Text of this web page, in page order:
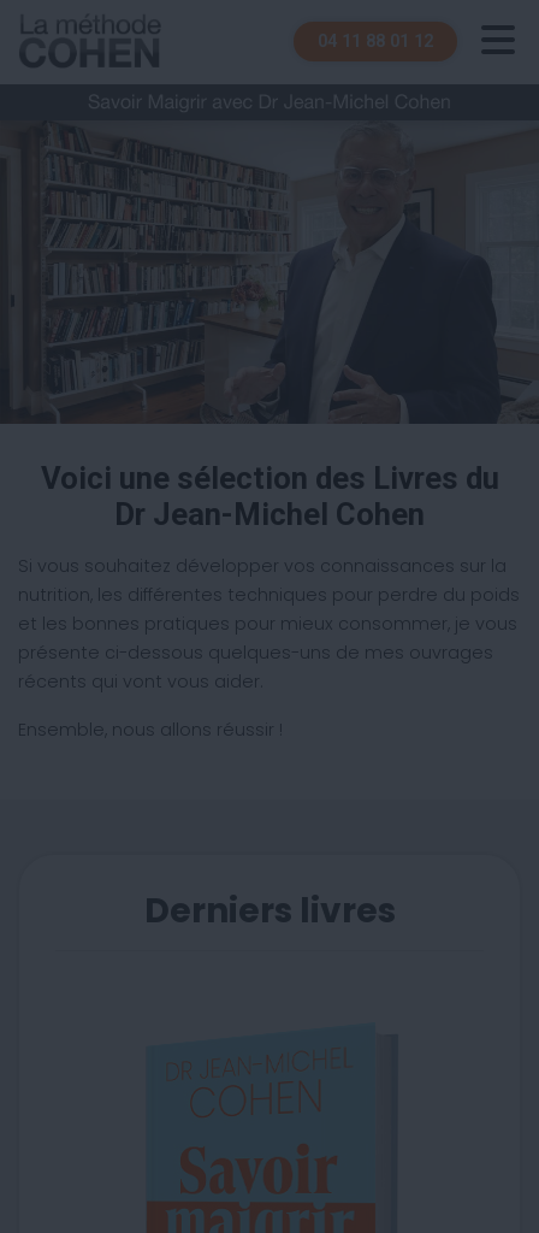
04 11 88 01 12
Voici une sélection des Livres du
Dr Jean-Michel Cohen
Si vous souhaitez développer vos connaissances sur la
nutrition, les différentes techniques pour perdre du poids
et les bonnes pratiques pour mieux consommer, je vous
présente ci-dessous quelques-uns de mes ouvrages
récents qui vont vous aider.
Ensemble, nous allons réussir !
Derniers livres